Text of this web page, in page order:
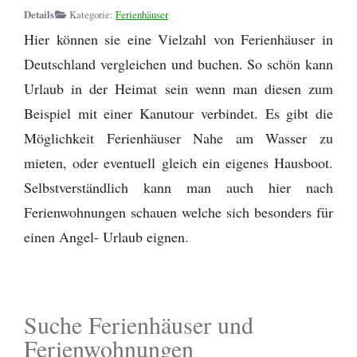
Details Kategorie: Ferienhäuser
Hier können sie eine Vielzahl von Ferienhäuser in
Deutschland vergleichen und buchen. So schön kann
Urlaub in der Heimat sein wenn man diesen zum
Beispiel mit einer Kanutour verbindet. Es gibt die
Möglichkeit Ferienhäuser Nahe am Wasser zu
mieten, oder eventuell gleich ein eigenes Hausboot.
Selbstverständlich kann man auch hier nach
Ferienwohnungen schauen welche sich besonders für
einen Angel- Urlaub eignen.
Suche Ferienhäuser und
Ferienwohnungen
Provinz Gästrikland
Provinz Värmland
Provinz Västmanland
Provinz Södermanland
Provinz Dalsland
Baden-Württemberg
Schwarzenbach
Sitterdorf
Kanutour Ticino | Cresciano bis Arbedo
Kanutour Thur | Gütighausen bis
Rüdlingen / Rhein
Kanutour Reuss | Bremgarten bis
Gebenstorf
Wanderwege
Kanuverleih und Reiseveranstalter Österreich
Outdoor Basiswissen - Lagerfeuer -
Fotografieren und Filmen auf Kanutouren
Schwitzhütte - Outdoor Sauna - Wie
werde ich reich, schön und gesund?
Wie sind denn die Schweden so?
Zitronensäure
Outdoor Küche / Wildnisküchen
Omnia Camping Backofen
Grillen mit Fischbräter
Kanutour
Schlittenhund Urlaub - Husky Trekking -
Informationen Schlittenhunde
Zwiebel- Schichtenprinzip. Wer es anders
macht, macht es falsch
- Bootsleine
Regenponcho
Erste Hilfe Set / Medipack
Outdoor- Hose / Trekkinghose
Rucksack - Kanutour und Trekking
Ausrüstungslisten Download
Die Perfekte Angeltasche
Angelköder zum Spinnfischen
Perfekt optimierte Spinnfischen
Angelausrüstung